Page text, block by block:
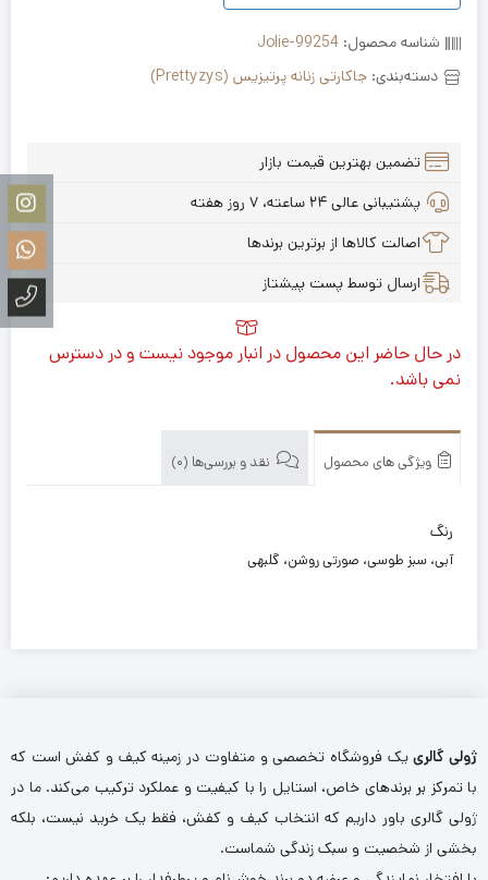
شناسه محصول: Jolie-99254
دسته‌بندی: جاکارتی زنانه پرتیزیس (Prettyzys)
تضمین بهترین قیمت بازار
پشتیبانی عالی ۲۴ ساعته، ۷ روز هفته
اصالت کالاها از برترین برندها
ارسال توسط پست پیشتاز
در حال حاضر این محصول در انبار موجود نیست و در دسترس
نمی باشد.
ویژگی های محصول نقد و بررسی‌ها (0)
رنگ
آبی، سبز طوسی، صورتی روشن، گلبهی
ژولی گالرییک فروشگاه تخصصی و متفاوت در زمینه کیف و کفش است که
با تمرکز بر برندهای خاص، استایل را با کیفیت و عملکرد ترکیب می‌کند. ما در
ژولی گالری باور داریم که انتخاب کیف و کفش، فقط یک خرید نیست، بلکه
بخشی از شخصیت و سبک زندگی شماست.